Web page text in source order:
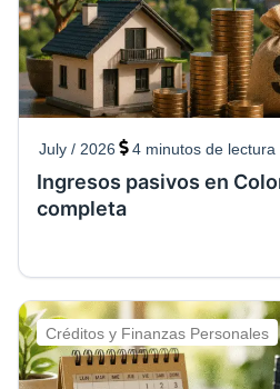
July / 2026 4 minutos de lectura
Ingresos pasivos en
completa
Créditos y Finanzas Personales